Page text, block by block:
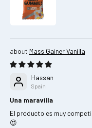
Mass Gainer Vanilla
Hassan
Spain
Una maravilla
El producto es muy
😍